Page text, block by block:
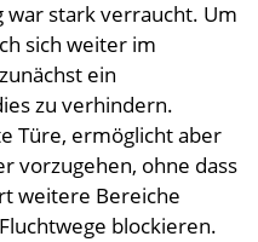
stark verraucht. Um
sich weiter im
ein
zu verhindern.
Türe, ermöglicht aber
vorzugehen, ohne dass
weitere Bereiche
blockieren.